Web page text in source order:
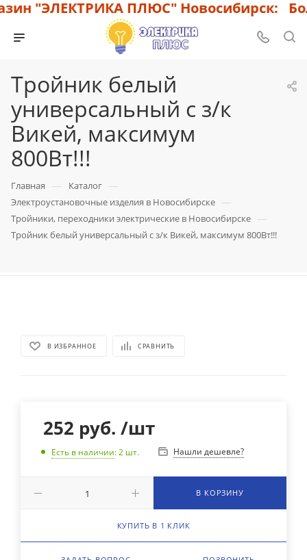
"ЭЛЕКТРИКА ПЛЮС" Новосибирск:
Тройник белый
универсальный с з/к
Викей, максимум
800Вт!!!
Главная — Каталог —
Электроустановочные изделия в Новосибирске —
Тройники, переходники электрические в Новосибирске —
Тройник белый универсальный с з/к Викей, максимум 800Вт!!!
В ИЗБРАННОЕ СРАВНИТЬ
252 руб. /шт
Есть в наличии: 2 шт. Нашли дешевле?
В КОРЗИНУ
КУПИТЬ В 1 КЛИК